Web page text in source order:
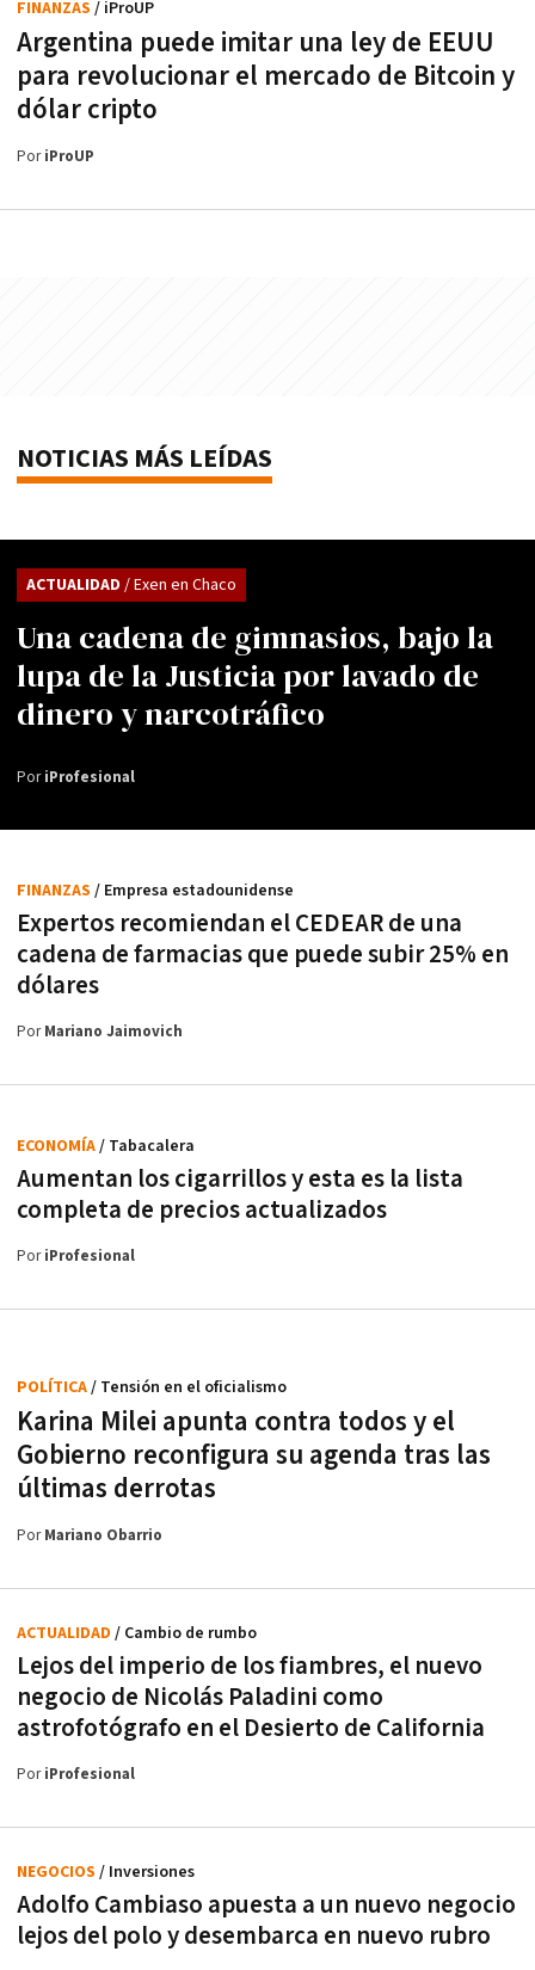
Argentina puede imitar una ley de EEUU
para revolucionar el mercado de Bitcoin y
dólar cripto
FINANZAS / iProUP
PoriProUP
NOTICIAS MÁS LEÍDAS
Una cadena de gimnasios, bajo la
lupa de la Justicia por lavado de
dinero y narcotráfico
ACTUALIDAD / Exen en Chaco
PoriProfesional
Expertos recomiendan el CEDEAR de una
cadena de farmacias que puede subir 25% en
dólares
FINANZAS / Empresa estadounidense
PorMariano Jaimovich
Aumentan los cigarrillos y esta es la lista
completa de precios actualizados
ECONOMÍA/ Tabacalera
PoriProfesional
Karina Milei apunta contra todos y el
Gobierno reconfigura su agenda tras las
últimas derrotas
POLÍTICA/ Tensión en el oficialismo
PorMariano Obarrio
Lejos del imperio de los fiambres, el nuevo
negocio de Nicolás Paladini como
astrofotógrafo en el Desierto de California
ACTUALIDAD / Cambio de rumbo
PoriProfesional
Adolfo Cambiaso apuesta a un nuevo negocio
lejos del polo y desembarca en nuevo rubro
NEGOCIOS / Inversiones